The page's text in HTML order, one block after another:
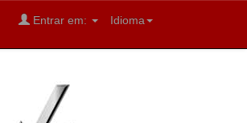
Idioma
Entrar em: